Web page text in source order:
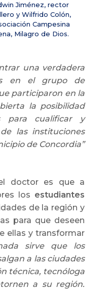
Jiménez, rector
y Wilfrido Colón,
Campesina
Milagro de Dios.
una verdadera
en el grupo de
participaron en la
la posibilidad
para cualificar y
las instituciones
de Concordia”
doctor es que a
los estudiantes
de la región y
para que deseen
ellas y transformar
sirve que los
a las ciudades
técnica, tecnóloga
a su región.